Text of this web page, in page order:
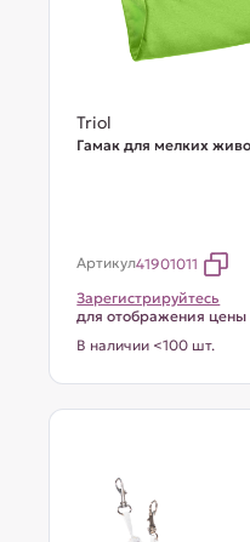
Triol
Гамак для мелких
Артикул41901011
Зарегистрируйтесь
для отображения цены
В наличии <100 шт.